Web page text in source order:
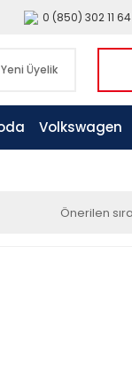
0 (850) 302 11 64
Yeni Üyelik
Volkswagen